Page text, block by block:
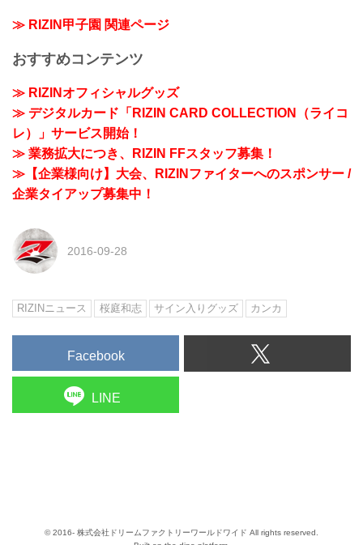
≫ RIZIN甲子園 関連ページ
おすすめコンテンツ
≫ RIZINオフィシャルグッズ
≫ デジタルカード「RIZIN CARD COLLECTION（ライコ
レ）」サービス開始！
≫ 業務拡大につき、RIZIN FFスタッフ募集！
≫【企業様向け】大会、RIZINファイターへのスポンサー /
企業タイアップ募集中！
2016-09-28
RIZINニュース 桜庭和志 サイン入りグッズ カンカ
Facebook
LINE
© 2016- 株式会社ドリームファクトリーワールドワイド All rights reserved.